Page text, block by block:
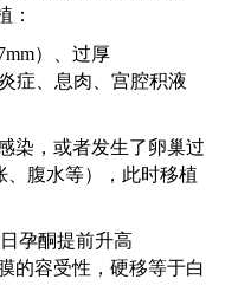
：
）、过厚
症、息肉、宫腔积液
染，或者发生了卵巢过
、腹水等），此时移植
孕酮提前升高
的容受性，硬移等于白